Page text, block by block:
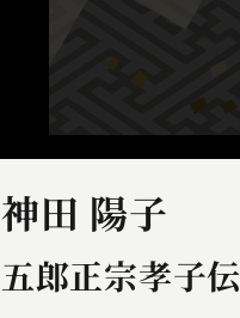
神田 陽子
五郎正宗孝子伝